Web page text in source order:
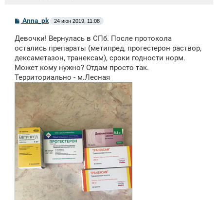
С
б
щ
н
и
Anna_pk 24 июн 2019, 11:08
Девочки! Вернулась в СПб. После протокола
остались препараты (метипред, прогестерон раствор,
дексаметазон, транексам), сроки годности норм.
Может кому нужно? Отдам просто так.
Территориально - м.Лесная